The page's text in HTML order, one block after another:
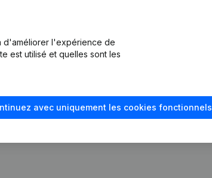
d'améliorer l'expérience de
est utilisé et quelles sont les
avec uniquement les cookies fonctionnels
fraude
Consulter des comptes annuels
Vérification de la solvabilité